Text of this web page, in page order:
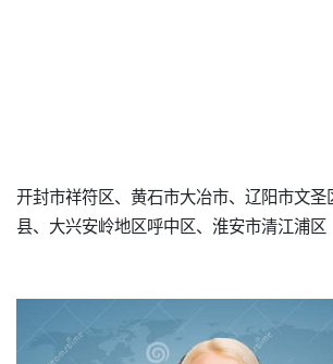
开封市祥符区、黄石市大冶市、辽阳市文
县、大兴安岭地区呼中区、淮安市清江浦区